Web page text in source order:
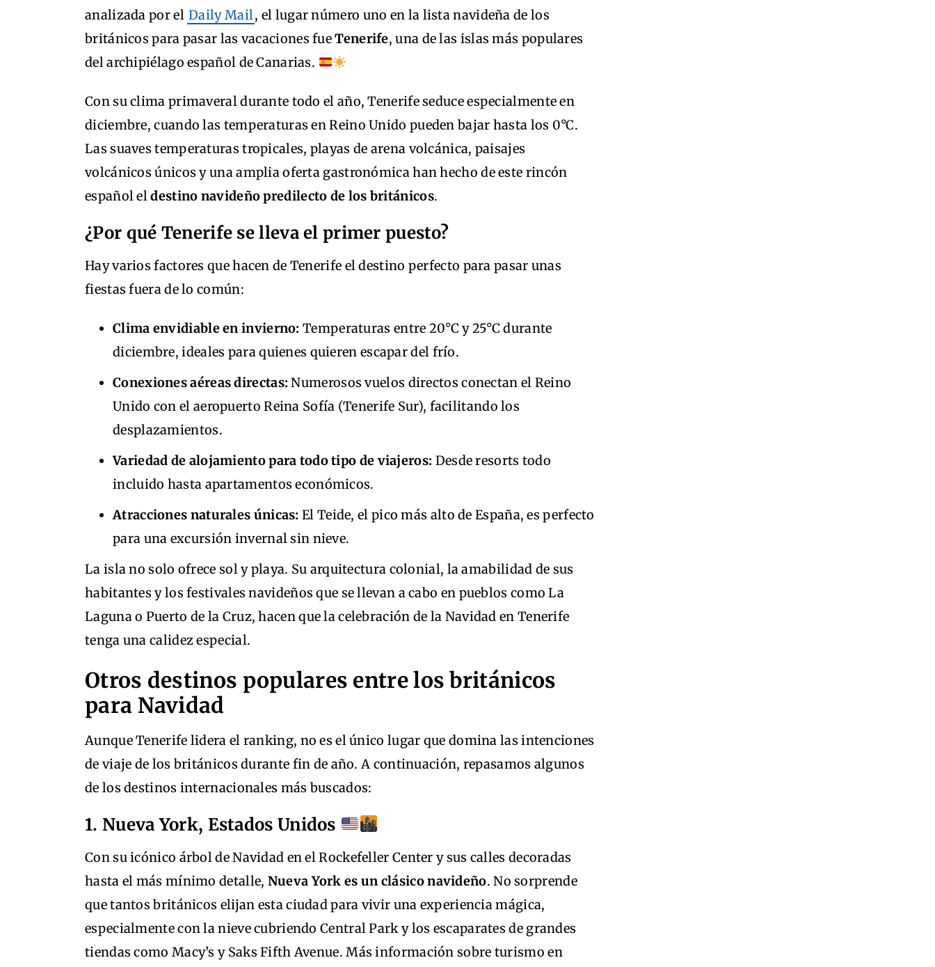
analizada por el Daily Mail, el lugar número uno en la lista navideña de los
británicos para pasar las vacaciones fueTenerife, una de las islas más populares
del archipiélago español de Canarias.
Con su clima primaveral durante todo el año, Tenerife seduce especialmente en
diciembre, cuando las temperaturas en Reino Unido pueden bajar hasta los 0°C.
Las suaves temperaturas tropicales, playas de arena volcánica, paisajes
volcánicos únicos y una amplia oferta gastronómica han hecho de este rincón
español eldestino navideño predilecto de los británicos.
¿Por qué Tenerife se lleva el primer puesto?
Hay varios factores que hacen de Tenerife el destino perfecto para pasar unas
fiestas fuera de lo común:
Clima envidiable en invierno: Temperaturas entre 20°C y 25°C durante
diciembre, ideales para quienes quieren escapar del frío.
Conexiones aéreas directas: Numerosos vuelos directos conectan el Reino
Unido con el aeropuerto Reina Sofía (Tenerife Sur), facilitando los
desplazamientos.
Variedad de alojamiento para todo tipo de viajeros: Desde resorts todo
incluido hasta apartamentos económicos.
Atracciones naturales únicas: El Teide, el pico más alto de España, es perfecto
para una excursión invernal sin nieve.
La isla no solo ofrece sol y playa. Su arquitectura colonial, la amabilidad de sus
habitantes y los festivales navideños que se llevan a cabo en pueblos como La
Laguna o Puerto de la Cruz, hacen que la celebración de la Navidad en Tenerife
tenga una calidez especial.
Otros destinos populares entre los británicos
para Navidad
Aunque Tenerife lidera el ranking, no es el único lugar que domina las intenciones
de viaje de los británicos durante fin de año. A continuación, repasamos algunos
de los destinos internacionales más buscados:
1. Nueva York, Estados Unidos
Con su icónico árbol de Navidad en el Rockefeller Center y sus calles decoradas
hasta el más mínimo detalle, Nueva York es un clásico navideño. No sorprende
que tantos británicos elijan esta ciudad para vivir una experiencia mágica,
especialmente con la nieve cubriendo Central Park y los escaparates de grandes
tiendas como Macy’s y Saks Fifth Avenue. Más información sobre turismo en